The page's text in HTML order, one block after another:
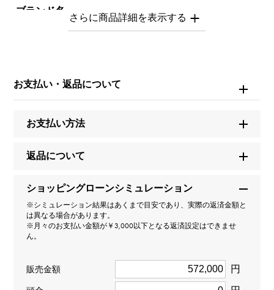
ブランド名
ユキザキセレクトジュエリー
テニス
タイプ
ブレスレット
材質
お支払い・返品について
お支払い方法
返品について
ショッピングローンシミュレーション
※シミュレーション結果はあくまで目安であり、実際の返済金額と
は異なる場合があります。
※月々のお支払い金額が￥3,000以下となる返済設定はできませ
ん。
販売金額 円